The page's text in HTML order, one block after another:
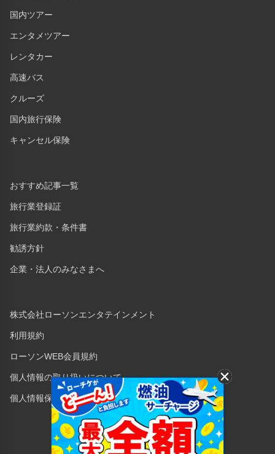
国内ツアー
エンタメツアー
レンタカー
高速バス
クルーズ
国内旅行保険
キャンセル保険
おすすめ記事一覧
旅行業登録証
旅行業約款・条件書
勧誘方針
企業・法人のみなさまへ
株式会社ローソンエンタテインメント
利用規約
ローソンWEB会員規約
個人情報の取り扱いについて
個人情報保護方針